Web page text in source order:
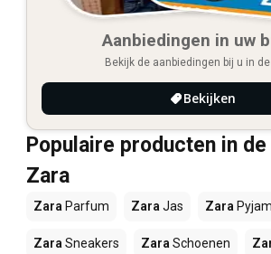
Aanbiedingen in uw
Bekijk de aanbiedingen bij u in
Bekijken
Populaire producten in
Zara
Zara Parfum Zara Jas Zara
Zara Sneakers Zara Schoenen